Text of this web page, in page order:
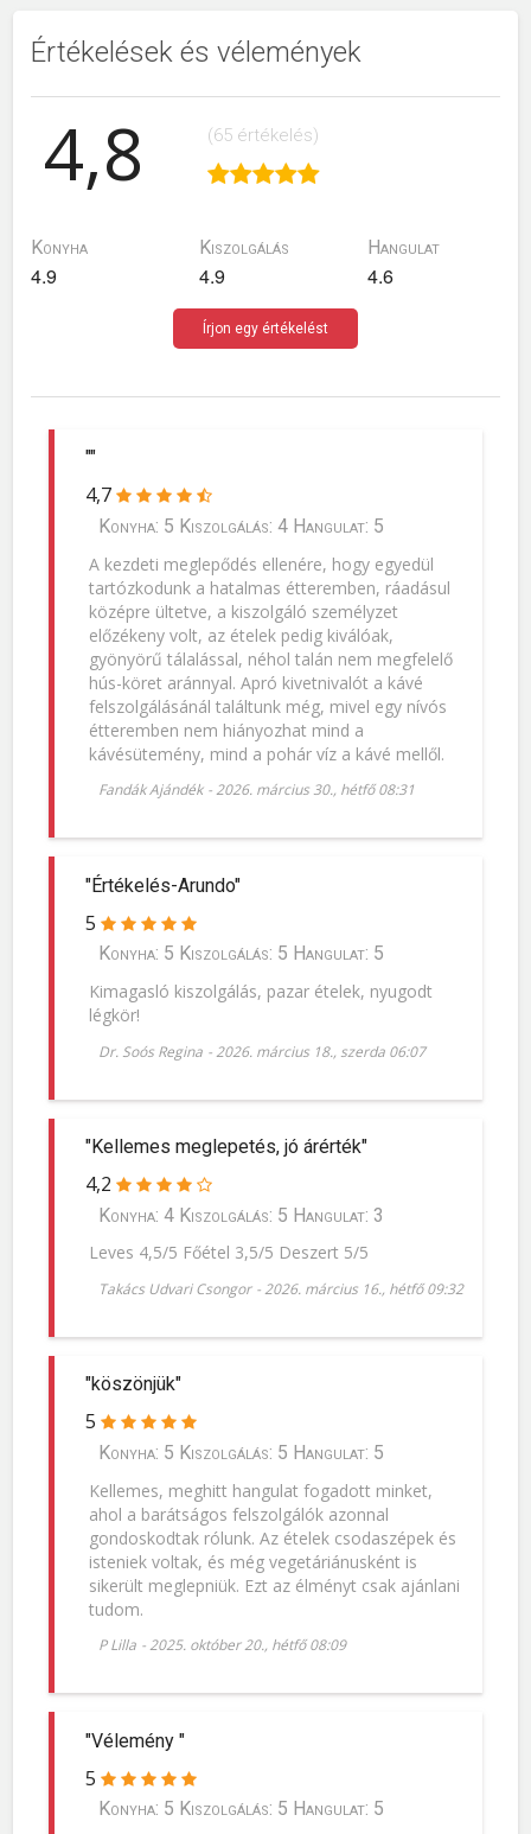
Értékelések és vélemények
4,8 (65 értékelés)
Konyha
4.9
Kiszolgálás
4.9
Hangulat
4.6
Írjon egy értékelést
""
4,7
Konyha: 5 Kiszolgálás: 4 Hangulat: 5
A kezdeti meglepődés ellenére, hogy egyedül
tartózkodunk a hatalmas étteremben, ráadásul
középre ültetve, a kiszolgáló személyzet
előzékeny volt, az ételek pedig kiválóak,
gyönyörű tálalással, néhol talán nem megfelelő
hús-köret aránnyal. Apró kivetnivalót a kávé
felszolgálásánál találtunk még, mivel egy nívós
étteremben nem hiányozhat mind a
kávésütemény, mind a pohár víz a kávé mellől.
Fandák Ajándék -2026. március 30., hétfő 08:31
"Értékelés-Arundo"
5
Konyha: 5 Kiszolgálás: 5 Hangulat: 5
Kimagasló kiszolgálás, pazar ételek, nyugodt
légkör!
Dr. Soós Regina -2026. március 18., szerda 06:07
"Kellemes meglepetés, jó árérték"
4,2
Konyha: 4 Kiszolgálás: 5 Hangulat: 3
Leves 4,5/5 Főétel 3,5/5 Deszert 5/5
Takács Udvari Csongor -2026. március 16., hétfő 09:32
"köszönjük"
5
Konyha: 5 Kiszolgálás: 5 Hangulat: 5
Kellemes, meghitt hangulat fogadott minket,
ahol a barátságos felszolgálók azonnal
gondoskodtak rólunk. Az ételek csodaszépek és
isteniek voltak, és még vegetáriánusként is
sikerült meglepniük. Ezt az élményt csak ajánlani
tudom.
P Lilla -2025. október 20., hétfő 08:09
"Vélemény "
5
Konyha: 5 Kiszolgálás: 5 Hangulat: 5